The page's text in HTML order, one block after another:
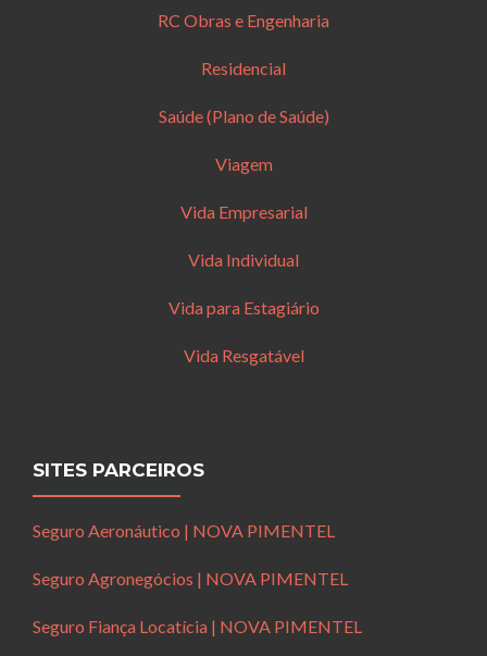
RC Obras e Engenharia
Residencial
Saúde (Plano de Saúde)
Viagem
Vida Empresarial
Vida Individual
Vida para Estagiário
Vida Resgatável
SITES PARCEIROS
Seguro Aeronáutico | NOVA PIMENTEL
Seguro Agronegócios | NOVA PIMENTEL
Seguro Fiança Locatícia | NOVA PIMENTEL